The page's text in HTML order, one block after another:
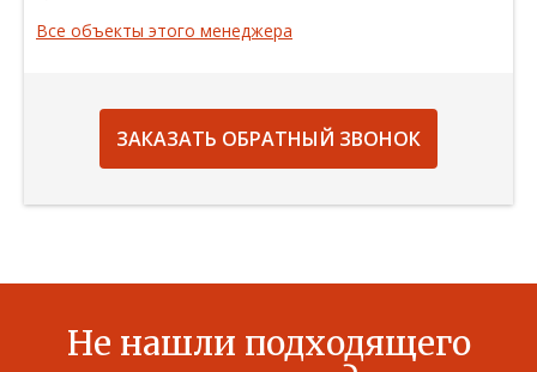
Все объекты этого менеджера
ЗАКАЗАТЬ ОБРАТНЫЙ ЗВОНОК
Не нашли подходящего